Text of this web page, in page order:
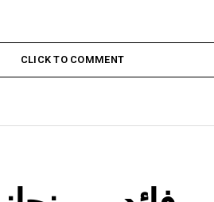
CLICK TO COMMENT